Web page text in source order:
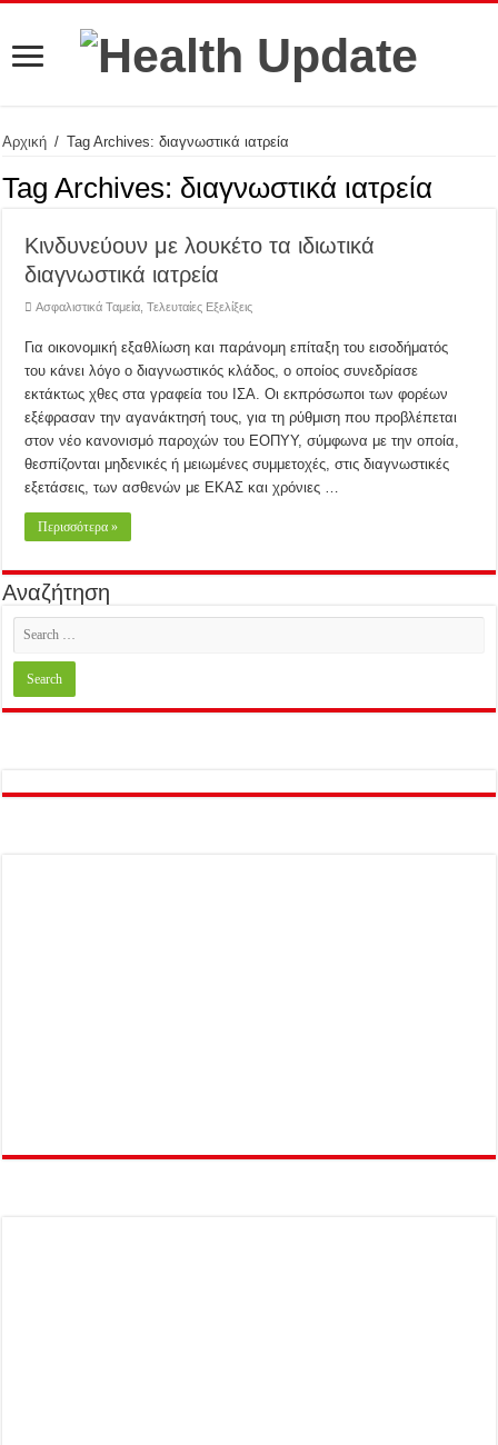
Αρχική / Tag Archives: διαγνωστικά ιατρεία
Tag Archives: διαγνωστικά ιατρεία
Κινδυνεύουν με λουκέτο τα ιδιωτικά
διαγνωστικά ιατρεία
Ασφαλιστικά Ταμεία ,Τελευταίες Εξελίξεις
Για οικονομική εξαθλίωση και παράνομη επίταξη του εισοδήματός
του κάνει λόγο ο διαγνωστικός κλάδος, ο οποίος συνεδρίασε
εκτάκτως χθες στα γραφεία του ΙΣΑ. Οι εκπρόσωποι των φορέων
εξέφρασαν την αγανάκτησή τους, για τη ρύθμιση που προβλέπεται
στον νέο κανονισμό παροχών του ΕΟΠΥΥ, σύμφωνα με την οποία,
θεσπίζονται μηδενικές ή μειωμένες συμμετοχές, στις διαγνωστικές
εξετάσεις, των ασθενών με ΕΚΑΣ και χρόνιες …
Περισσότερα »
Αναζήτηση